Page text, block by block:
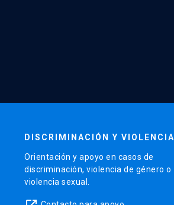
DISCRIMINACIÓN Y VIOLENCIA
Orientación y apoyo en casos de
discriminación, violencia de género o
violencia sexual.